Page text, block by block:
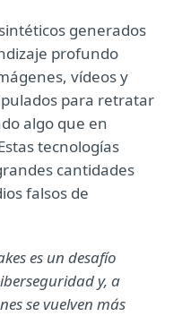
generados
profundo
vídeos y
para retratar
algo que en
tecnologías
cantidades
falsos de
es un desafío
y, a
se vuelven más